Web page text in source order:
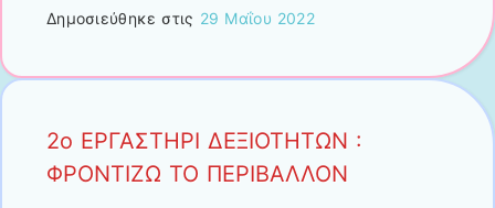
Δημοσιεύθηκε στις 29 Μαΐου 2022
2ο ΕΡΓΑΣΤΗΡΙ ΔΕΞΙΟΤΗΤΩΝ :
ΦΡΟΝΤΙΖΩ ΤΟ ΠΕΡΙΒΑΛΛΟΝ